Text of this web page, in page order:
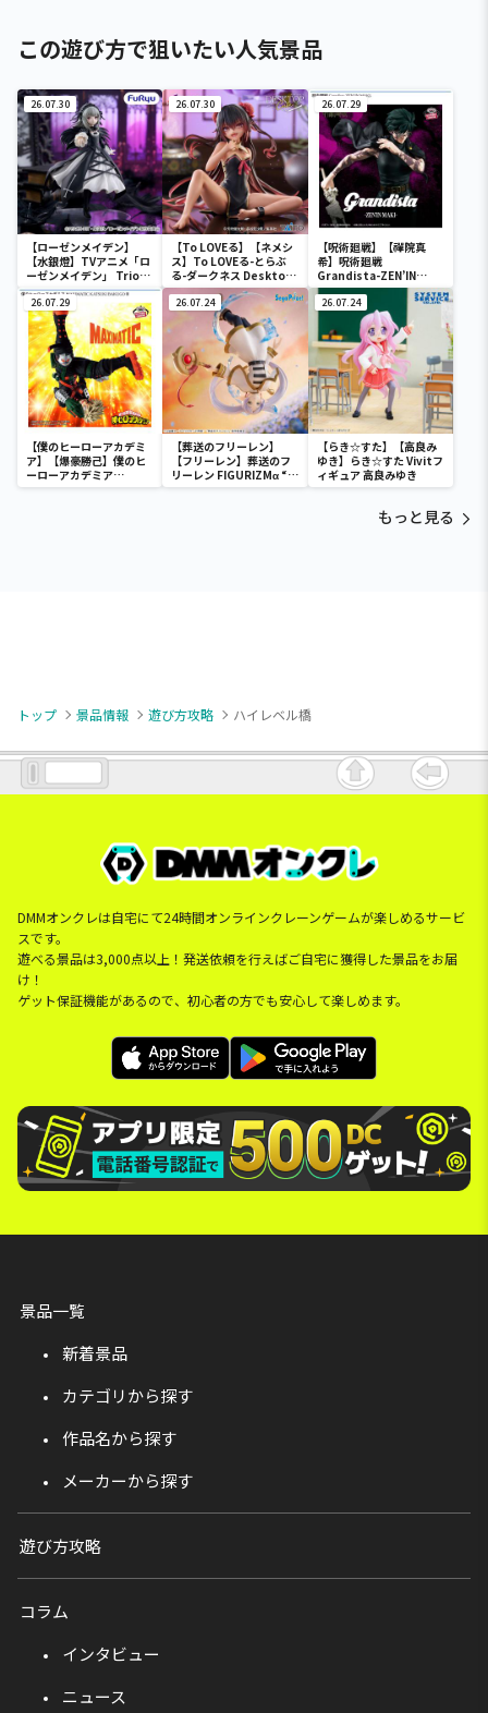
この遊び方で狙いたい人気景品
26.07.30
【ローゼンメイデン】
【水銀燈】TVアニメ「ロ
ーゼンメイデン」 Trio-
Try-iT Figureー水銀燈
ー
26.07.30
【To LOVEる】【ネメシ
ス】To LOVEる-とらぶ
る-ダークネス Desktop
Cute フィギュア ネメシ
ス～チャイナドレスver.
26.07.29
【呪術廻戦】【禪院真
希】呪術廻戦
Grandista-ZEN’IN
MAKI-
26.07.29
【僕のヒーローアカデミ
ア】【爆豪勝己】僕のヒ
ーローアカデミア
MAXIMATIC KATSUKI
26.07.24
【葬送のフリーレン】
【フリーレン】葬送のフ
リーレン FIGURIZMα “フ
リーレン”～花舞～
26.07.24
【らき☆すた】【高良み
ゆき】らき☆すた Vivitフ
ィギュア 高良みゆき
もっと見る
トップ 景品情報 遊び方攻略 ハイレベル橋
DMMオンクレは自宅にて24時間オンラインクレーンゲームが楽しめるサービ
スです。
遊べる景品は3,000点以上！発送依頼を行えばご自宅に獲得した景品をお届
け！
ゲット保証機能があるので、初心者の方でも安心して楽しめます。
景品一覧
新着景品
カテゴリから探す
作品名から探す
メーカーから探す
遊び方攻略
コラム
インタビュー
ニュース